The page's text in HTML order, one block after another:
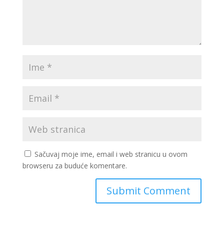
Sačuvaj moje ime, email i web stranicu u ovom
browseru za buduće komentare.